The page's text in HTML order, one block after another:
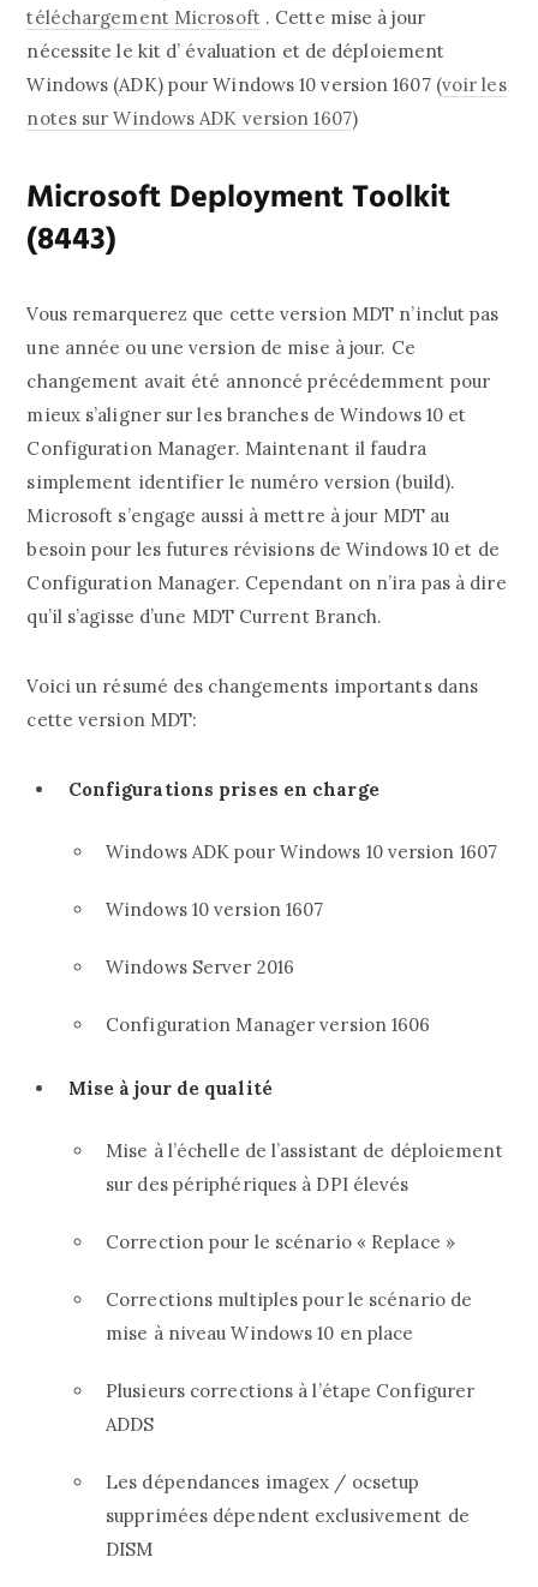
téléchargement Microsoft. Cette mise à jour
nécessite le kit d’ évaluation et de déploiement
Windows (ADK) pour Windows 10 version 1607 (voir les
notes sur Windows ADK version 1607)
Microsoft Deployment Toolkit
(8443)
Vous remarquerez que cette version MDT n’inclut pas
une année ou une version de mise à jour. Ce
changement avait été annoncé précédemment pour
mieux s’aligner sur les branches de Windows 10 et
Configuration Manager. Maintenant il faudra
simplement identifier le numéro version (build).
Microsoft s’engage aussi à mettre à jour MDT au
besoin pour les futures révisions de Windows 10 et de
Configuration Manager. Cependant on n’ira pas à dire
qu’il s’agisse d’une MDT Current Branch.
Voici un résumé des changements importants dans
cette version MDT:
Configurations prises en charge
Windows ADK pour Windows 10 version 1607
Windows 10 version 1607
Windows Server 2016
Configuration Manager version 1606
Mise à jour de qualité
Mise à l’échelle de l’assistant de déploiement
sur des périphériques à DPI élevés
Correction pour le scénario « Replace »
Corrections multiples pour le scénario de
mise à niveau Windows 10 en place
Plusieurs corrections à l’étape Configurer
ADDS
Les dépendances imagex / ocsetup
supprimées dépendent exclusivement de
DISM